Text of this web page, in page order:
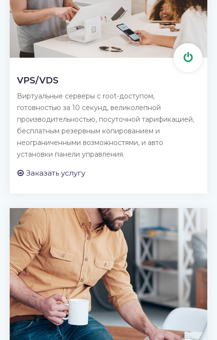
VPS/VDS
Виртуальные серверы c root-доступом,
готовностью за 10 секунд, великолепной
производительностью, посуточной тарификацией,
бесплатным резервным копированием и
неограниченными возможностями, и авто
установки панели управления.
Заказать услугу